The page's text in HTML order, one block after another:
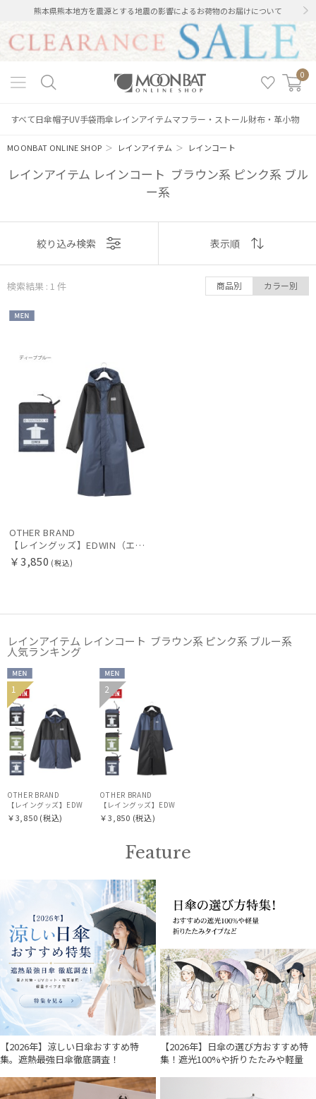
熊本県熊本地方を震源とする地震の影響によるお荷物のお届けについて
0
すべて日傘帽子UV手袋雨傘 レインアイテムマフラー・ストール財布・革小物
MOONBAT ONLINE SHOP ＞ レインアイテム ＞ レインコート
レインアイテム レインコート ブラウン系 ピンク系 ブル
ー系
絞り込み
レディース
カテゴリー
ブランド
傘機能
マフラー・ストール・スカーフ
帽子
その他
カラー
販売状況
入荷状況
表示
おすすめ
価格の高い
価格の低い
順
人気順
絞り込み検索 表示順
検索結果 : 1 件 商品別 カラー別
OTHER BRAND
【レイングッズ】EDWIN（エドウィン）レインコート バイカラー
￥3,850 (税込)
レインアイテム レインコート ブラウン系 ピンク系 ブルー系
人気ランキング
MEN
1
OTHER BRAND
【レイングッズ】EDWIN（エドウィン）レインパーカー バイカラー
￥3,850 (税込)
MEN
2
OTHER BRAND
【レイングッズ】EDWIN（エドウィン）レインコート バイカ
￥3,850 (税込)
Feature
【2026年】涼しい日傘おすすめ特
集。遮熱最強日傘徹底調査！
【2026年】日傘の選び方おすすめ特
集！遮光100%や折りたたみや軽量